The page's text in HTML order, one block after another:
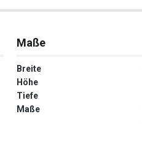
Maße
Breite
Höhe
Tiefe
Maße